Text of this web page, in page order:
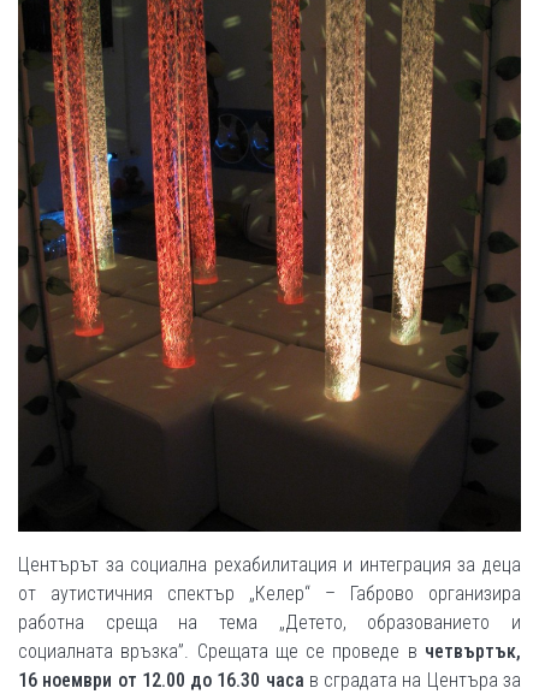
Центърът за социална рехабилитация и интеграция за деца
от аутистичния спектър „Келер“ – Габрово организира
работна среща на тема „Детето, образованието и
социалната връзка”. Срещата ще се проведе в четвъртък,
16 ноември от 1 2.00 до 16.30 часа в сградата на Центъра за